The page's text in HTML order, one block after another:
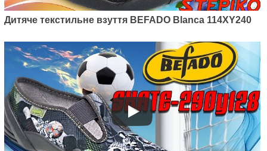
Артикул: 290X221
Дитячі текстильні мокасини
Befado Skate 290X221
495грн.
Дитяче текстильне взуття BEFADO Blanca 114XY240